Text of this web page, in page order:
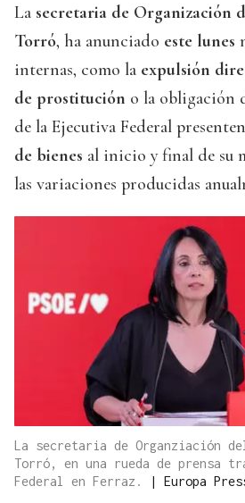
La secretaria de Organización
Torró, ha anunciado este lunes
internas, como la expulsión
de prostitución o la obligación
de la Ejecutiva Federal
de bienes al inicio y final de su
las variaciones producidas
La secretaria de Organziación del
Torró, en una rueda de prensa
Federal en Ferraz.
| Europa